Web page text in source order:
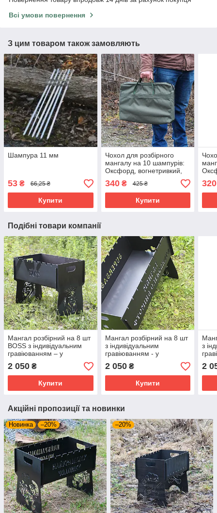
Всі умови повернення
З цим товаром також замовляють
Шампура 11 мм
53 ₴ 66,25 ₴
Купити
Чохол для розбірного
мангалу на 10 шампурів:
Оксфорд, вогнетривкий,
захист від бруду та вологи
340₴ 425 ₴
Купити
320
Подібні товари компанії
Мангал розбірний на 8 шт
BOSS з індивідуальним
гравіюванням – у
подарунка
2 050 ₴
Купити
Мангал розбірний на 8 шт
з індивідуальним
гравіюванням - у
подарунка
2 050₴
Купити
з
2
Акційні пропозиції та новинки
Новинка –20% –20%